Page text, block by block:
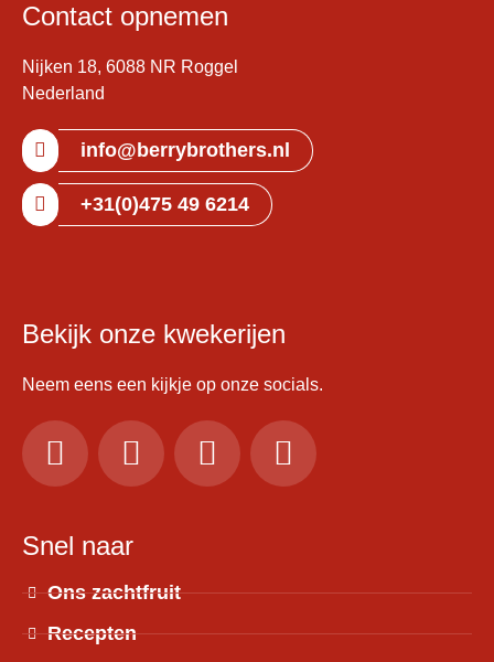
Contact opnemen
Nijken 18, 6088 NR Roggel
Nederland
info@berrybrothers.nl
+31(0)475 49 6214
Bekijk onze kwekerijen
Neem eens een kijkje op onze socials.
Snel naar
Ons zachtfruit
Recepten